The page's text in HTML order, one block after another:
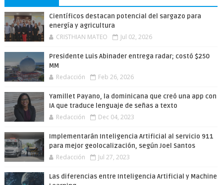
Científicos destacan potencial del sargazo para
energía y agricultura
CRISTHIAN MATEO Jul 02, 2026
Presidente Luis Abinader entrega radar; costó $250
MM
Redacción Feb 26, 2026
Yamillet Payano, la dominicana que creó una app con
IA que traduce lenguaje de señas a texto
Redacción Dec 04, 2023
Implementarán Inteligencia Artificial al servicio 911
para mejor geolocalización, según Joel Santos
Redacción Jul 27, 2023
Las diferencias entre Inteligencia Artificial y Machine